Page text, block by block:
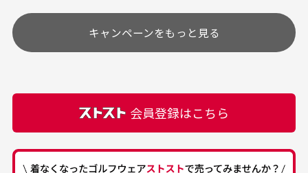
購入できました。状態も
最高でした。
す
商品をありがとうござい
ます。
土.日.祝日は定休日となっております。
その他の休日につきましてはサイト上にて告知させて
頂きます。
カートの有効時間はありますか？
は自動的にカート内の商品が削除されますのでご注意
付属品について
付属品の記載につきましては、弊社に入荷した時点
ある場合もございます。
キャンペーンをもっと見る
会員登録はこちら